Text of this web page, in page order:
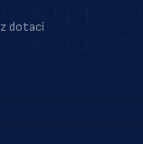
z dotací